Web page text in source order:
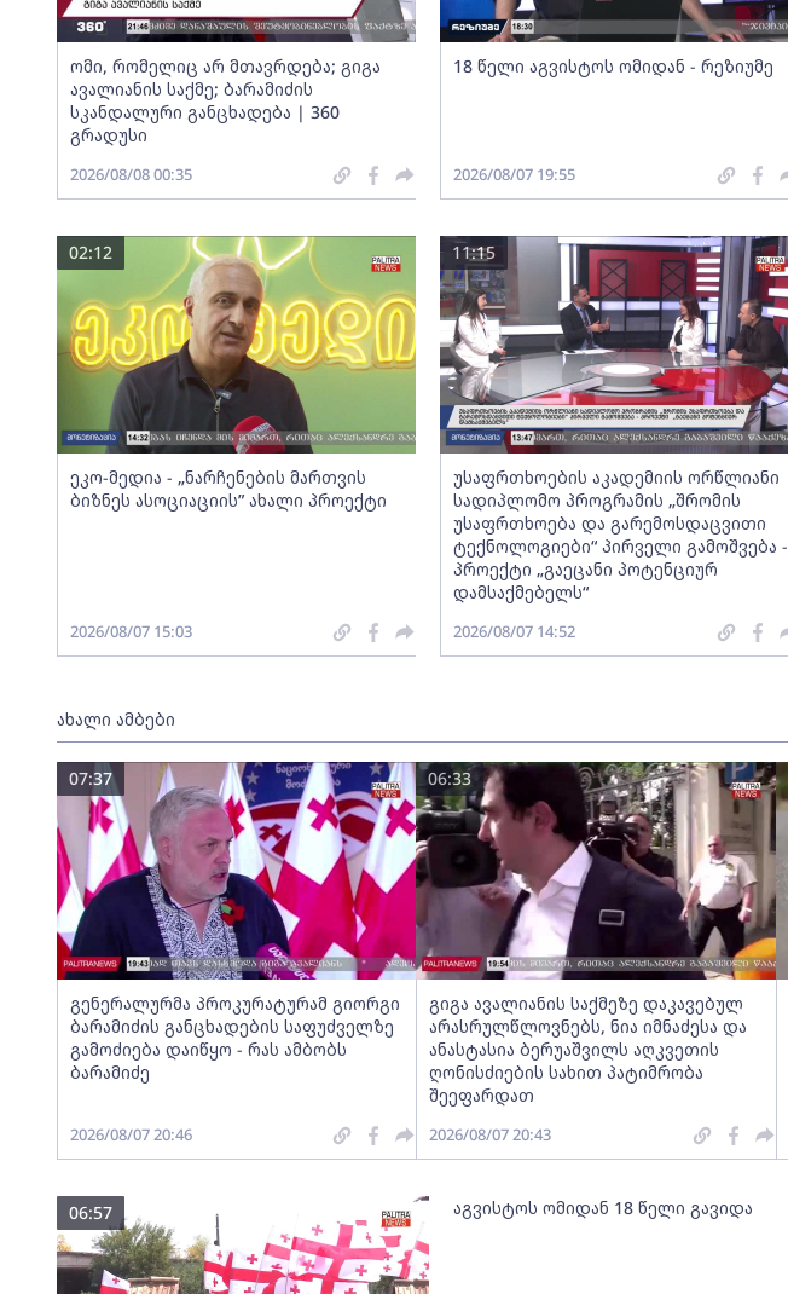
ომი, რომელიც არ მთავრდება; გიგა
ავალიანის საქმე; ბარამიძის
სკანდალური განცხადება | 360
გრადუსი
2026/08/08 00:35
18 წელი აგვისტოს ომიდან - რეზიუმე
2026/08/07 19:55
ეკო-მედია - „ნარჩენების მართვის
ბიზნეს ასოციაციის” ახალი პროექტი
02:12
2026/08/07 15:03
უსაფრთხოების აკადემიის ორწლიანი
სადიპლომო პროგრამის „შრომის
უსაფრთხოება და გარემოსდაცვითი
ტექნოლოგიები“ პირველი გამოშვება -
პროექტი „გაეცანი პოტენციურ
დამსაქმებელს“
11:15
2026/08/07 14:52
ახალი ამბები
გენერალურმა პროკურატურამ გიორგი
ბარამიძის განცხადების საფუძველზე
გამოძიება დაიწყო - რას ამბობს
ბარამიძე
07:37
2026/08/07 20:46
გიგა ავალიანის საქმეზე დაკავებულ
არასრულწლოვნებს, ნია იმნაძესა და
ანასტასია ბერუაშვილს აღკვეთის
ღონისძიების სახით პატიმრობა
შეეფარდათ
06:33
2026/08/07 20:43
აგვისტოს ომიდან 18 წელი გავიდა
06:57